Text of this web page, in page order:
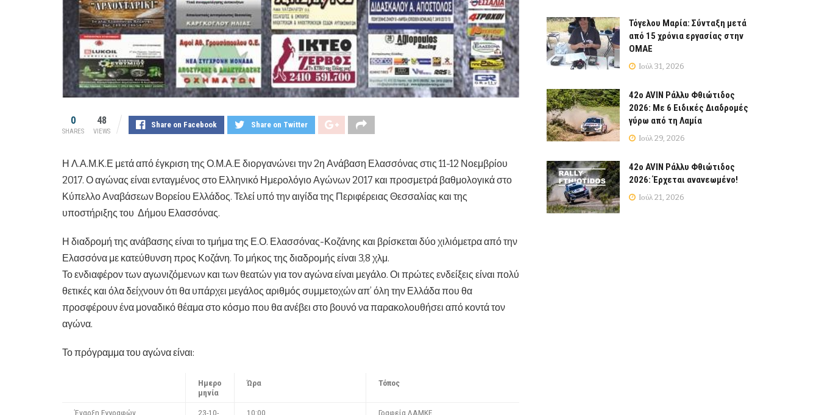
0
SHARES
48
VIEWS
Share on Facebook Share on Twitter
Η Λ.Α.Μ.Κ.Ε μετά από έγκριση της Ο.Μ.Α.Ε διοργανώνει την 2η Ανάβαση Ελασσόνας στις 11-12 Νοεμβρίου
2017. Ο αγώνας είναι ενταγμένος στο Ελληνικό Ημερολόγιο Αγώνων 2017 και προσμετρά βαθμολογικά στο
Κύπελλο Αναβάσεων Βορείου Ελλάδος. Τελεί υπό την αιγίδα της Περιφέρειας Θεσσαλίας και της
υποστήριξης του Δήμου Ελασσόνας.
Η διαδρομή της ανάβασης είναι το τμήμα της Ε.Ο. Ελασσόνας-Κοζάνης και βρίσκεται δύο χιλιόμετρα από την
Ελασσόνα με κατεύθυνση προς Κοζάνη. Το μήκος της διαδρομής είναι 3,8 χλμ.
Το ενδιαφέρον των αγωνιζόμενων και των θεατών για τον αγώνα είναι μεγάλο. Οι πρώτες ενδείξεις είναι πολύ
θετικές και όλα δείχνουν ότι θα υπάρχει μεγάλος αριθμός συμμετοχών απ’ όλη την Ελλάδα που θα
προσφέρουν ένα μοναδικό θέαμα στο κόσμο που θα ανέβει στο βουνό να παρακολουθήσει από κοντά τον
αγώνα.
Το πρόγραμμα του αγώνα είναι:
Ημερο
μηνία
Ώρα Τόπος
Έναρξη Eγγραφών
23-10-
10:00 Γραφεία ΛΑΜΚΕ
Τόγελου Μαρία: Σύνταξη μετά
από 15 χρόνια εργασίας στην
ΟΜΑΕ
Ιούλ 31, 2026
42ο AVIN Ράλλυ Φθιώτιδος
2026: Με 6 Ειδικές Διαδρομές
γύρω από τη Λαμία
Ιούλ 29, 2026
42ο AVIN Ράλλυ Φθιώτιδος
2026: Έρχεται ανανεωμένο!
Ιούλ 21, 2026